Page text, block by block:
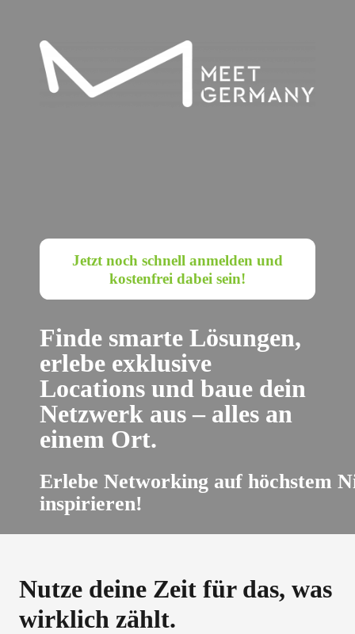
Jetzt noch schnell anmelden und
kostenfrei dabei sein!
Finde smarte Lösungen,
erlebe exklusive
Locations und baue dein
Netzwerk aus – alles an
einem Ort.
Erlebe Networking auf höchstem
inspirieren!
Nutze deine Zeit für das, was
wirklich zählt.